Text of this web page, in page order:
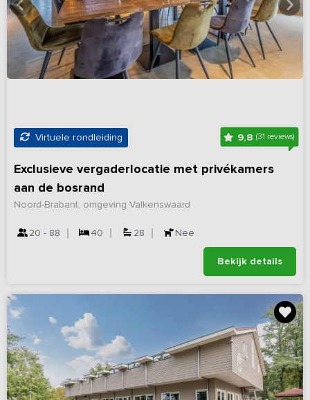
Virtuele rondleiding 9,8(31 reviews)
Exclusieve vergaderlocatie met privékamers
aan de bosrand
Noord-Brabant, omgeving Valkenswaard
20 - 88 40 28 Nee
Bekijk details